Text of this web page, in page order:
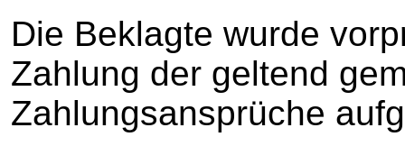
Die Beklagte wurde
Zahlung der geltend
Zahlungsansprüche